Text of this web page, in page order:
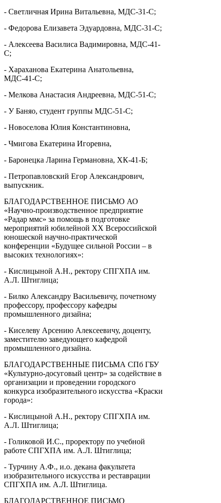
- Светличная Ирина Витальевна, МДС-31-С;
- Федорова Елизавета Эдуардовна, МДС-31-С;
- Алексеева Василиса Вадимировна, МДС-41-
С;
- Хараханова Екатерина Анатольевна,
МДС-41-С;
- Мелкова Анастасия Андреевна, МДС-51-С;
- У Баняо, студент группы МДС-51-С;
- Новоселова Юлия Константиновна,
- Чмигова Екатерина Игоревна,
- Баронецка Ларина Германовна, ХК-41-Б;
- Петропавловский Егор Александрович,
выпускник.
БЛАГОДАРСТВЕННОЕ ПИСЬМО АО
«Научно-производственное предприятие
«Радар ммс» за помощь в подготовке
мероприятий юбилейной XX Всероссийской
юношеской научно-практической
конференции «Будущее сильной России – в
высоких технологиях»:
- Кислицыной А.Н., ректору СПГХПА им.
А.Л. Штиглица;
- Билко Александру Васильевичу, почетному
профессору, профессору кафедры
промышленного дизайна;
- Киселеву Арсению Алексеевичу, доценту,
заместителю заведующего кафедрой
промышленного дизайна.
БЛАГОДАРСТВЕННЫЕ ПИСЬМА СПб ГБУ
«Культурно-досуговый центр» за содействие в
организации и проведении городского
конкурса изобразительного искусства «Краски
города»:
- Кислицыной А.Н., ректору СПГХПА им.
А.Л. Штиглица;
- Голиковой И.С., проректору по учебной
работе СПГХПА им. А.Л. Штиглица;
- Турчину А.Ф., и.о. декана факультета
изобразительного искусства и реставрации
СПГХПА им. А.Л. Штиглица.
БЛАГОДАРСТВЕННОЕ ПИСЬМО